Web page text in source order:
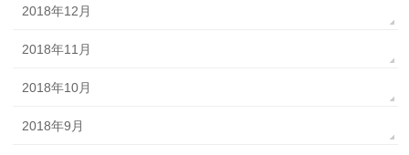
2018年12月
2018年11月
2018年10月
2018年9月